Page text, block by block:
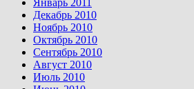
Январь 2011
Декабрь 2010
Ноябрь 2010
Октябрь 2010
Сентябрь 2010
Август 2010
Июль 2010